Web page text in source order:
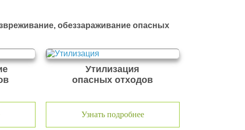
обеззараживание опасных
Утилизация
опасных отходов
Узнать подробнее